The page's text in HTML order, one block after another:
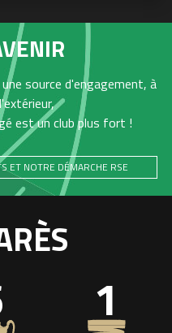
source d'engagement, à
est un club plus fort !
ET NOTRE DÉMARCHE RSE
1